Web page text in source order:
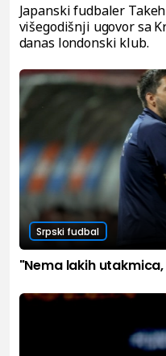
Japanski fudbaler
višegodišnji ugovor sa
danas londonski klub.
Srpski fudbal
"Nema lakih